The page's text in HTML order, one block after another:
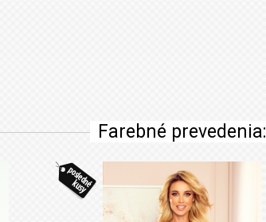
Farebné prevedenia: